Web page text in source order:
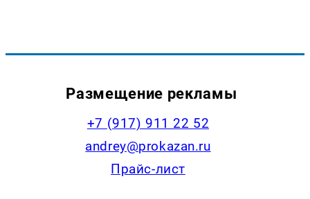
Размещение рекламы
+7 (917) 911 22 52
andrey@prokazan.ru
Прайс-лист